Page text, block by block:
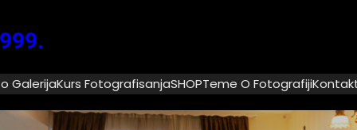
GalerijaKurs FotografisanjaSHOPTeme O Fotografiji